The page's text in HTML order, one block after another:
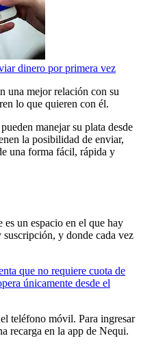
dinero por primera vez
una mejor relación con su
lo que quieren con él.
manejar su plata desde
la posibilidad de enviar,
una forma fácil, rápida y
un espacio en el que hay
y donde cada vez
que no requiere cuota de
únicamente desde el
teléfono móvil. Para ingresar
recarga en la app de Nequi.